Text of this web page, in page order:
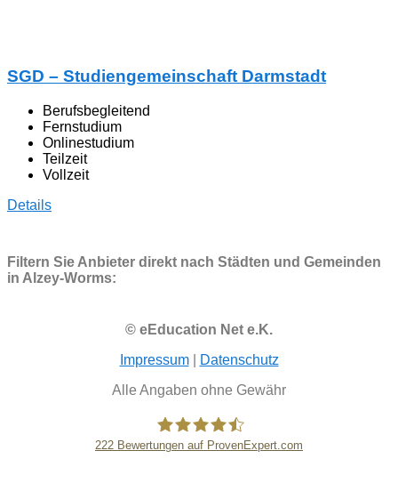
SGD – Studiengemeinschaft Darmstadt
Berufsbegleitend
Fernstudium
Onlinestudium
Teilzeit
Vollzeit
Details
Filtern Sie Anbieter direkt nach Städten und Gemeinden
in Alzey-Worms:
© eEducation Net e.K.
Impressum|
Datenschutz
Alle Angaben ohne Gewähr
222 Bewertungen auf ProvenExpert.com